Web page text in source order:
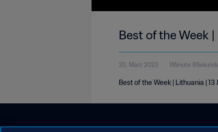
Best of the Week
20. März 2023 1Minute
Best of the Week | Lithuania |